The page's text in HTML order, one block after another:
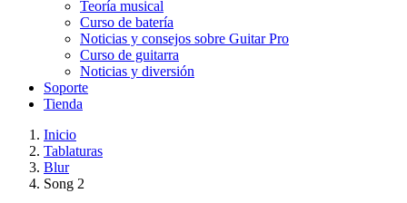
Teoría musical
Curso de batería
Noticias y consejos sobre Guitar Pro
Curso de guitarra
Noticias y diversión
Soporte
Tienda
Inicio
Tablaturas
Blur
Song 2